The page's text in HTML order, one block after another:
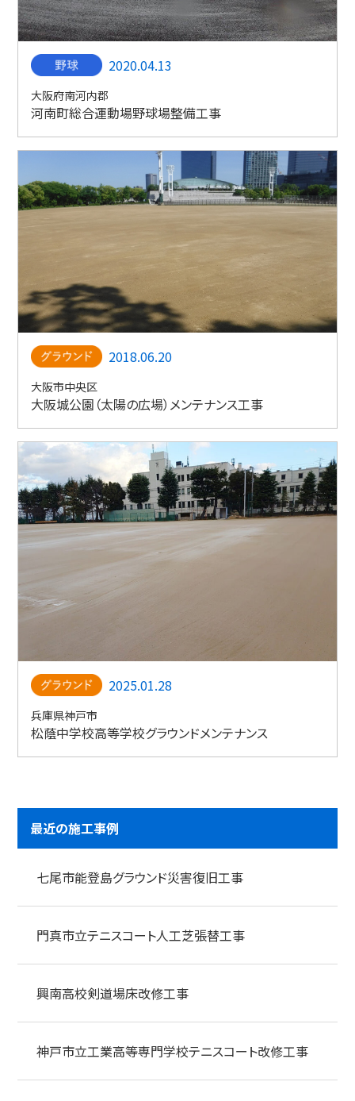
2020.04.13
大阪府南河内郡
河南町総合運動場野球場整備工事
2018.06.20
大阪市中央区
大阪城公園（太陽の広場）メンテナンス工事
2025.01.28
兵庫県神戸市
松蔭中学校高等学校グラウンドメンテナンス
最近の施工事例
七尾市能登島グラウンド災害復旧工事
門真市立テニスコート人工芝張替工事
興南高校剣道場床改修工事
神戸市立工業高等専門学校テニスコート改修工事